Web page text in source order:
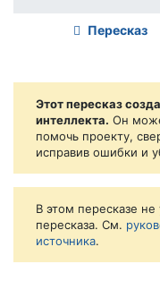
Пересказ
Этот пересказ
интеллекта. Он
помочь проекту,
исправив ошибки и
В этом пересказе не
пересказа. См.
источника.